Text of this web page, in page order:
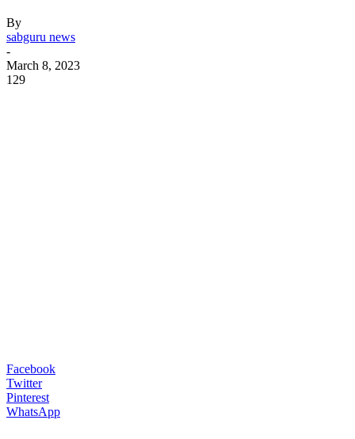
By
sabguru news
-
March 8, 2023
129
Facebook
Twitter
Pinterest
WhatsApp